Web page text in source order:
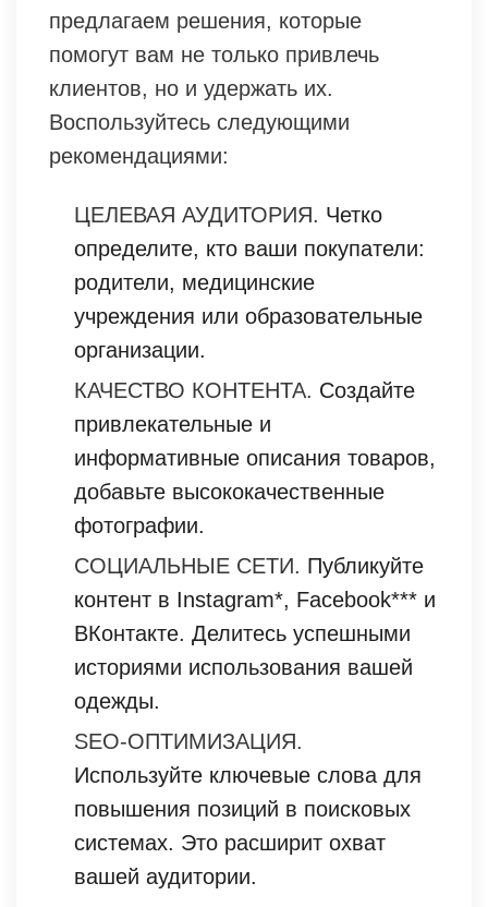
предлагаем решения, которые
помогут вам не только привлечь
клиентов, но и удержать их.
Воспользуйтесь следующими
рекомендациями:
ЦЕЛЕВАЯ АУДИТОРИЯ. Четко
определите, кто ваши покупатели:
родители, медицинские
учреждения или образовательные
организации.
КАЧЕСТВО КОНТЕНТА. Создайте
привлекательные и
информативные описания товаров,
добавьте высококачественные
фотографии.
СОЦИАЛЬНЫЕ СЕТИ. Публикуйте
контент в Instagram*, Facebook*** и
ВКонтакте. Делитесь успешными
историями использования вашей
одежды.
SEO-ОПТИМИЗАЦИЯ.
Используйте ключевые слова для
повышения позиций в поисковых
системах. Это расширит охват
вашей аудитории.